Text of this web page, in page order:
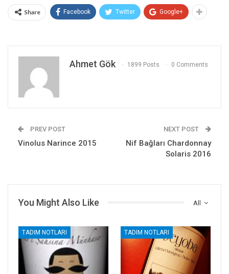
Share Facebook Twitter Google+
Ahmet Gök 1899 Posts 0 Comments
PREV POST
Vinolus Narince 2015
NEXT POST
Nif Bağları Chardonnay
Solaris 2016
All
You Might Also Like
TADIM NOTLARI TADIM NOTLARI